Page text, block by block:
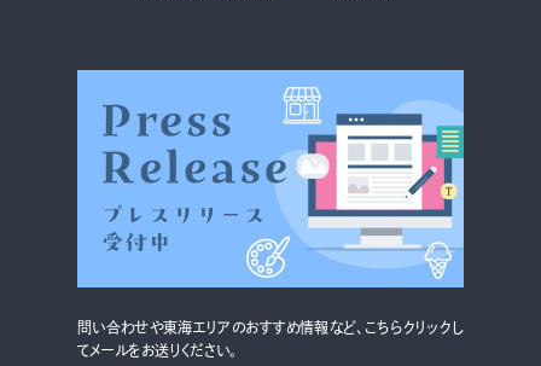
スタッフ紹介
お問い合わせ
検索する
問い合わせや東海エリアのおすすめ情報など、こちらクリックし
てメールをお送りください。